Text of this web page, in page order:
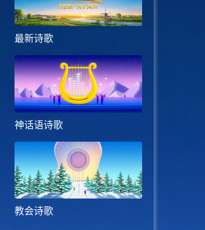
最新诗歌
神话语诗歌
教会诗歌